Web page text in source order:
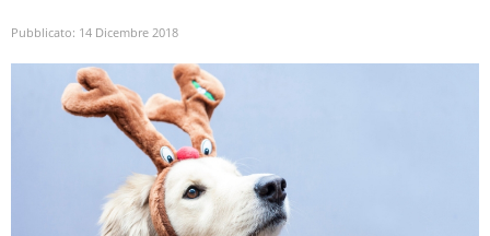
Pubblicato: 14 Dicembre 2018